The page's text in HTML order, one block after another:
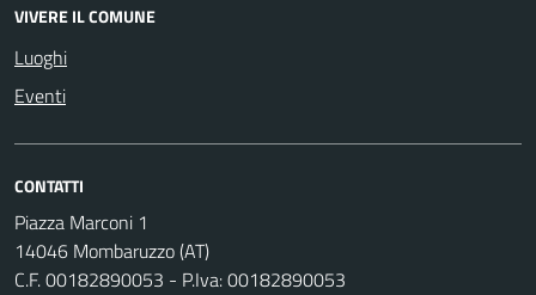
VIVERE IL COMUNE
Luoghi
Eventi
CONTATTI
Piazza Marconi 1
14046 Mombaruzzo (AT)
C.F. 00182890053 - P.Iva: 00182890053